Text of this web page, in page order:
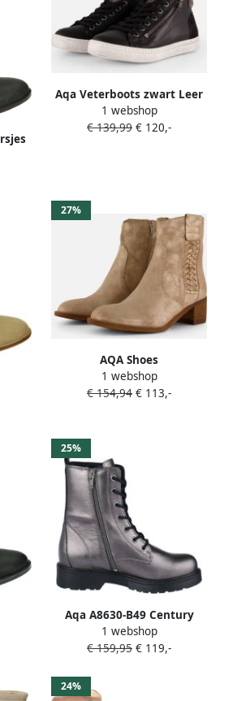
Aqa Veterboots zwart Leer
1 webshop
€ 139,99 € 120,-
27%
AQA Shoes
Laarsjes Wit beige
1 webshop
€ 154,94 € 113,-
25%
Aqa A8630-B49 Century
Fusile
1 webshop
€ 159,95 € 119,-
24%